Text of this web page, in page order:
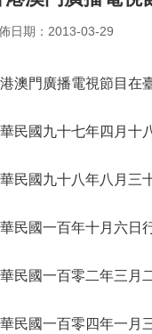
日期：2013-03-29
澳門廣播電視節目在
民國九十七年四月十
民國九十八年八月三
民國一百年十月六日
民國一百零二年三月
民國一百零四年一月